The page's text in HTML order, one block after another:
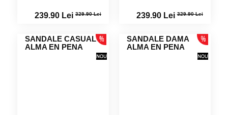
239.90 Lei 329.90 Lei 239.90 Lei329.90 Lei
SANDALE CASUAL
ALMA EN PENA
SANDALE DAMA
ALMA EN PENA